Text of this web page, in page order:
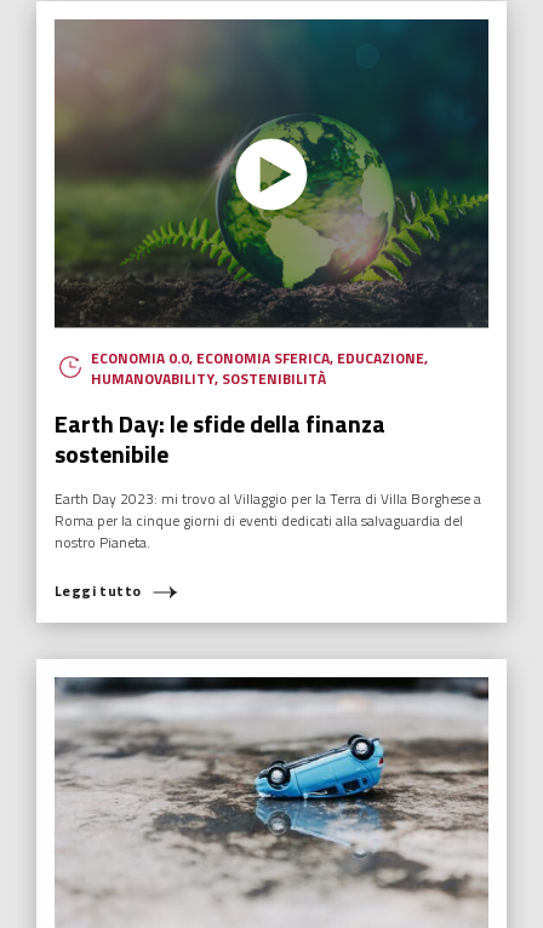
ECONOMIA 0.0, ECONOMIA SFERICA, EDUCAZIONE,
HUMANOVABILITY, SOSTENIBILITÀ
Earth Day: le sfide della finanza
sostenibile
Earth Day 2023: mi trovo al Villaggio per la Terra di Villa Borghese a
Roma per la cinque giorni di eventi dedicati alla salvaguardia del
nostro Pianeta.
Leggi tutto
COSA STAI CERCANDO?